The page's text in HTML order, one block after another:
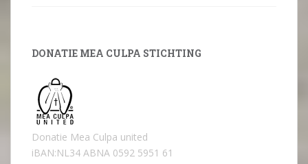
DONATIE MEA CULPA STICHTING
Donatie Mea Culpa united
iBAN:NL34 ABNA 0592 5951 61